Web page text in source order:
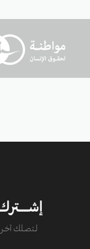
إشــــترك
لــتصــلك